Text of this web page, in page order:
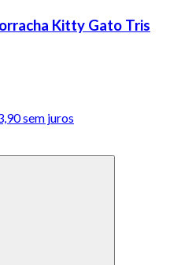
Kitty Gato Tris
sem juros